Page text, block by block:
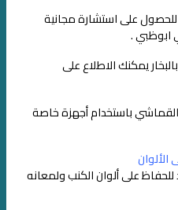
للحصول على استشارة مجانية
ابوظبي .
يمكنك الاطلاع على
القماشي باستخدام أجهزة خاصة
على ألوان الكنب ولمعانه